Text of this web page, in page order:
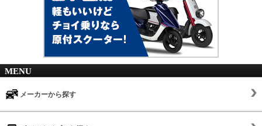
MENU
メーカーから探す